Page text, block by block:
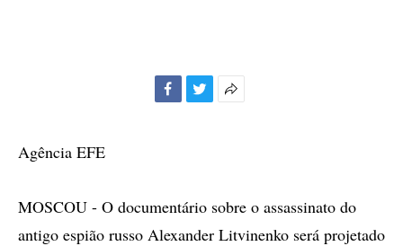
Agência EFE
MOSCOU - O documentário sobre o assassinato do
antigo espião russo Alexander Litvinenko será projetado